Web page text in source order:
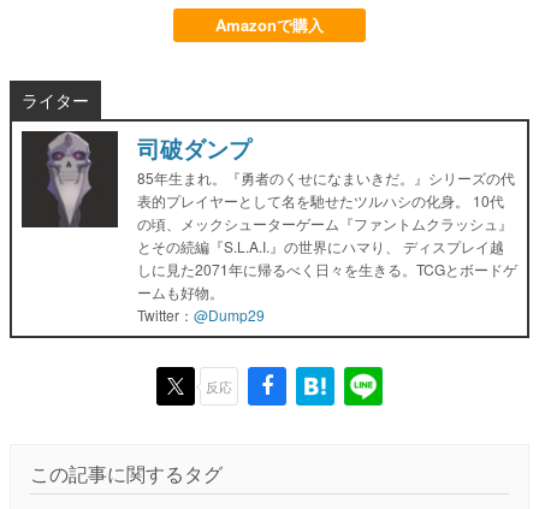
Amazonで購入
ライター
司破ダンプ
85年生まれ。『勇者のくせになまいきだ。』シリーズの代
表的プレイヤーとして名を馳せたツルハシの化身。 10代
の頃、メックシューターゲーム『ファントムクラッシュ』
とその続編『S.L.A.I.』の世界にハマり、 ディスプレイ越
しに見た2071年に帰るべく日々を生きる。TCGとボードゲ
ームも好物。
Twitter： @Dump29
反応
この記事に関するタグ